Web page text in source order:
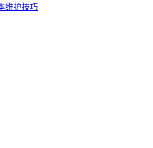
维护技巧